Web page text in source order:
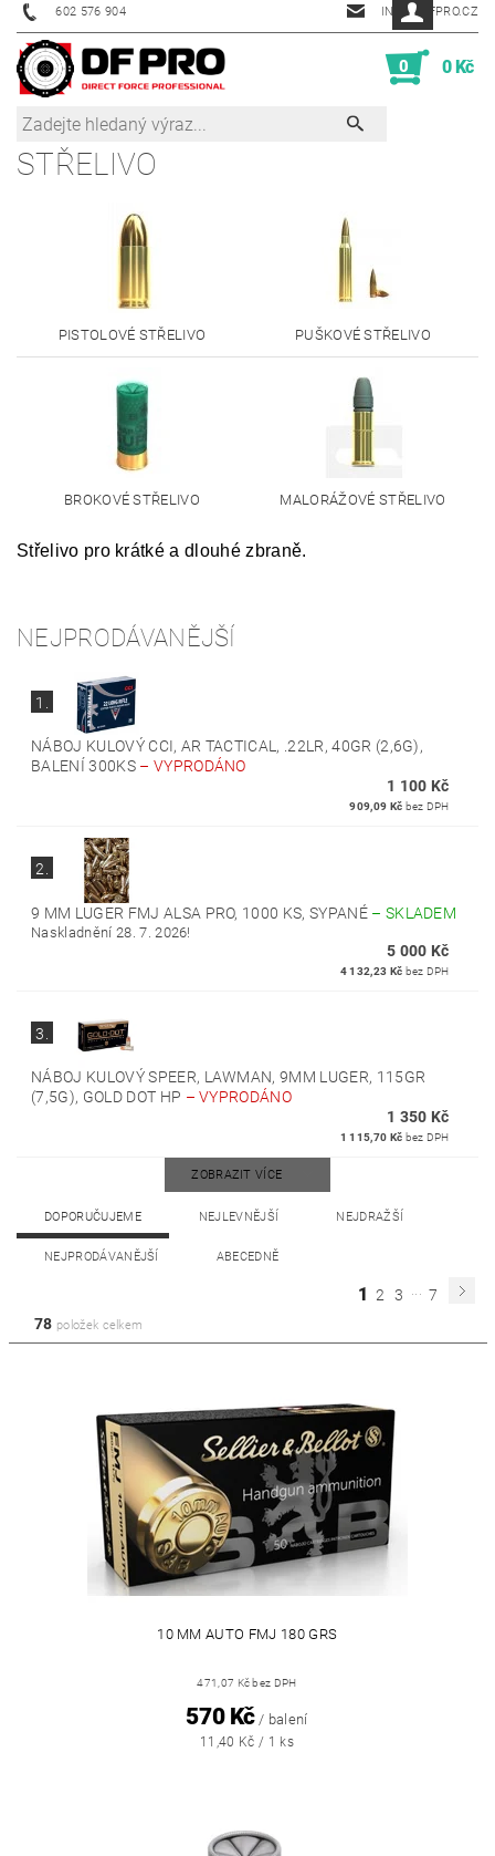
602 576 904 INFO@DFPRO.CZ
0 0 Kč
STŘELIVO
PISTOLOVÉ STŘELIVO PUŠKOVÉ STŘELIVO
BROKOVÉ STŘELIVO MALORÁŽOVÉ STŘELIVO
Střelivo pro krátké a dlouhé zbraně.
NEJPRODÁVANĚJŠÍ
1.
NÁBOJ KULOVÝ CCI, AR TACTICAL, .22LR, 40GR (2,6G),
BALENÍ 300KS – VYPRODÁNO
1 100 Kč
909,09 Kč bez DPH
2.
9 MM LUGER FMJ ALSA PRO, 1000 KS, SYPANÉ – SKLADEM
Naskladnění 28. 7. 2026!
5 000 Kč
4 132,23 Kč bez DPH
3.
NÁBOJ KULOVÝ SPEER, LAWMAN, 9MM LUGER, 115GR
(7,5G), GOLD DOT HP –VYPRODÁNO
1 350 Kč
1 115,70 Kč bez DPH
ZOBRAZIT VÍCE
DOPORUČUJEME NEJLEVNĚJŠÍ NEJDRAŽŠÍ
NEJPRODÁVANĚJŠÍ ABECEDNĚ
1 2 3 ... 7
78 položek celkem
10 MM AUTO FMJ 180 GRS
471,07 Kč bez DPH
570 Kč / balení
11,40 Kč / 1 ks